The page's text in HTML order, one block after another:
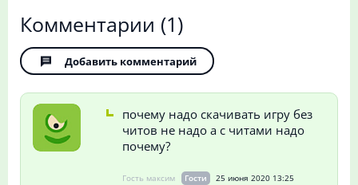
Комментарии (1)
Добавить комментарий
почему надо скачивать игру без
читов не надо а с читами надо
почему?
Гость максим Гости 25 июня 2020 13:25